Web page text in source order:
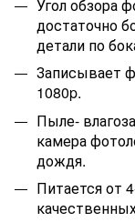
Угол обзора
достаточно
детали по
Записывает
1080p.
Пыле-
камера
дождя.
Питается от